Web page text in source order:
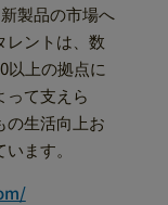
製品の市場へ
レントは、数
以上の拠点に
って支えら
の生活向上お
ます。